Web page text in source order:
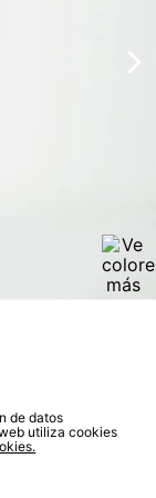
revisar el
de “Mi cuenta -
de datos
utiliza cookies